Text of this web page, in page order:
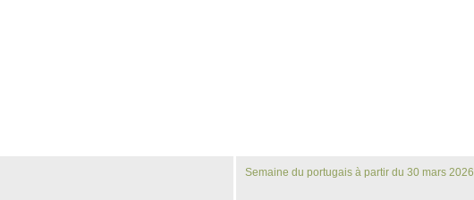
Semaine du portugais à partir du 30 mars 2026